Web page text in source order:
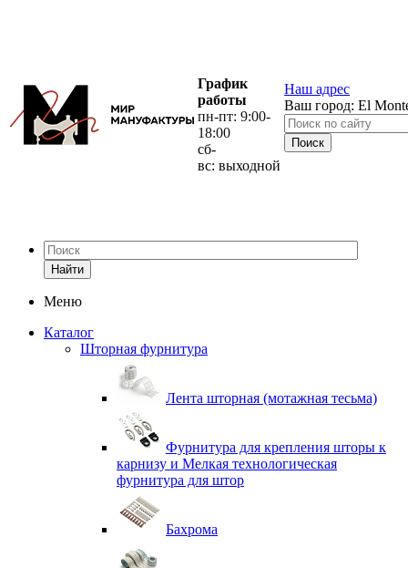
График
работы
пн-пт: 9:00-
18:00
сб-
вс: выходной
Наш адрес
Ваш город: El
Найти
Меню
Каталог
Шторная фурнитура
Лента шторная (мотажная тесьма)
Фурнитура для крепления шторы к
карнизу и Мелкая технологическая
фурнитура для штор
Бахрома